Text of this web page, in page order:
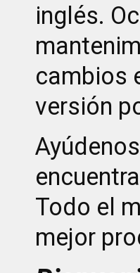
inglés.
cambios
versión
Todo el
mejor